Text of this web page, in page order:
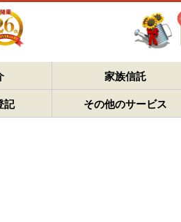
家族信託
記 その他のサービス